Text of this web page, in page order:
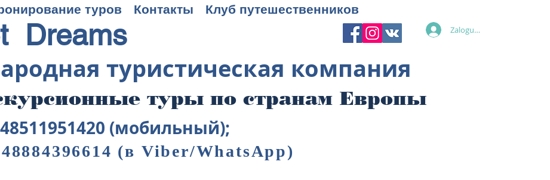
туров Контакты Клуб путешественников
Dreams Zaloguj się
туристическая компания
(мобильный);
(в Viber/WhatsApp)
туры по странам Европы